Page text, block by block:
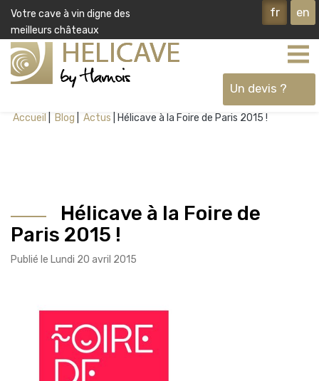
Votre cave à vin digne des
meilleurs châteaux
fr en
Un devis ?
Hélicave à la Foire de
Paris 2015 !
Publié le Lundi 20 avril 2015
Accueil Blog Actus Hélicave à la Foire de Paris 2015 !